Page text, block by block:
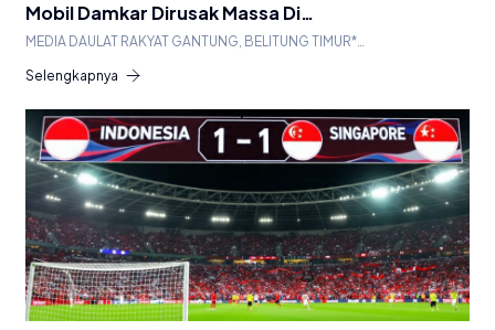
Mobil Damkar Dirusak Massa Di…
MEDIA DAULAT RAKYAT GANTUNG, BELITUNG TIMUR*…
Selengkapnya